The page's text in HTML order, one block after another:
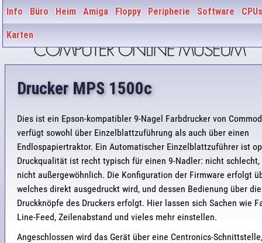
Info Büro Heim Amiga Floppy Peripherie Software CPUs
Karten
Drucker MPS 1500c
Dies ist ein Epson-kompatibler 9-Nagel Farbdrucker von
verfügt sowohl über Einzelblattzuführung als auch über einen
Endlospapiertraktor. Ein Automatischer Einzelblattzuführer ist
Druckqualität ist recht typisch für einen 9-Nadler: nicht schlecht,
nicht außergewöhnlich. Die Konfiguration der Firmware erfolgt
welches direkt ausgedruckt wird, und dessen Bedienung über
Druckknöpfe des Druckers erfolgt. Hier lassen sich Sachen wie
Line-Feed, Zeilenabstand und vieles mehr einstellen.
Angeschlossen wird das Gerät über eine Centronics-